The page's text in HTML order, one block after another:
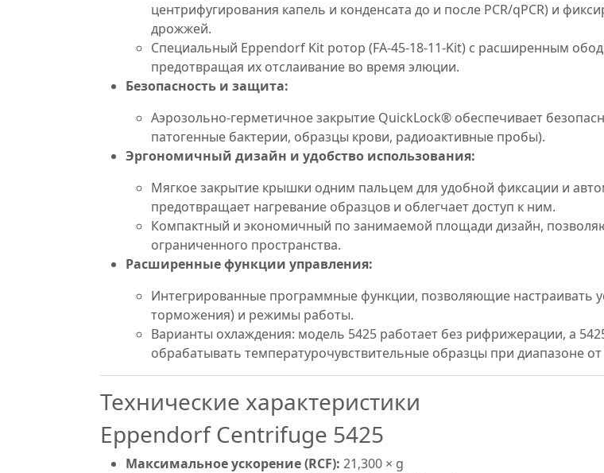
центрифугирования капель и конденсата до и после PCR/qPCR) и
дрожжей.
Специальный Eppendorf Kit ротор (FA-45-18-11-Kit) с расширенным
предотвращая их отслаивание во время элюции.
Безопасность и защита:
Аэрозольно-герметичное закрытие QuickLock® обеспечивает
патогенные бактерии, образцы крови, радиоактивные пробы).
Эргономичный дизайн и удобство использования:
Мягкое закрытие крышки одним пальцем для удобной фиксации и
предотвращает нагревание образцов и облегчает доступ к ним.
Компактный и экономичный по занимаемой площади дизайн,
ограниченного пространства.
Расширенные функции управления:
Интегрированные программные функции, позволяющие настраивать
торможения) и режимы работы.
Варианты охлаждения: модель 5425 работает без рифрижерации, а
обрабатывать температурочувствительные образцы при диапазоне от
Технические характеристики
Eppendorf Centrifuge 5425
Максимальное ускорение (RCF): 21,300 × g